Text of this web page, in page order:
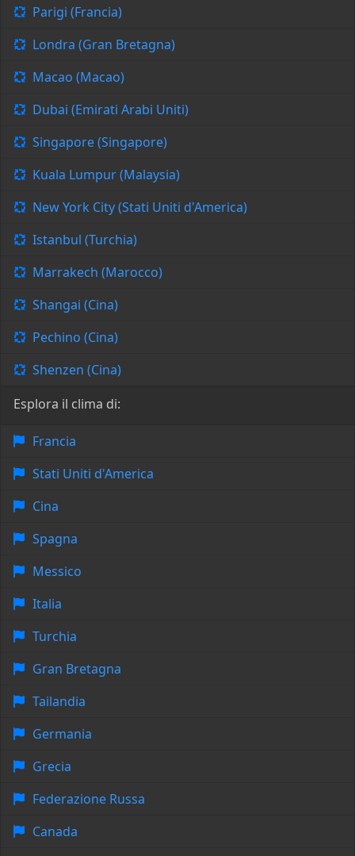
Parigi (Francia)
Londra (Gran Bretagna)
Macao (Macao)
Dubai (Emirati Arabi Uniti)
Singapore (Singapore)
Kuala Lumpur (Malaysia)
New York City (Stati Uniti d'America)
Istanbul (Turchia)
Marrakech (Marocco)
Shangai (Cina)
Pechino (Cina)
Shenzen (Cina)
Esplora il clima di:
Francia
Stati Uniti d'America
Cina
Spagna
Messico
Italia
Turchia
Gran Bretagna
Tailandia
Germania
Grecia
Federazione Russa
Canada